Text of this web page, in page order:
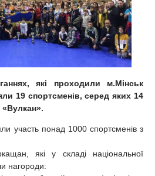
які проходили м.Мінськ
19 спортсменів, серед яких 14
участь понад 1000 спортсменів з
які у складі національної
нагороди: